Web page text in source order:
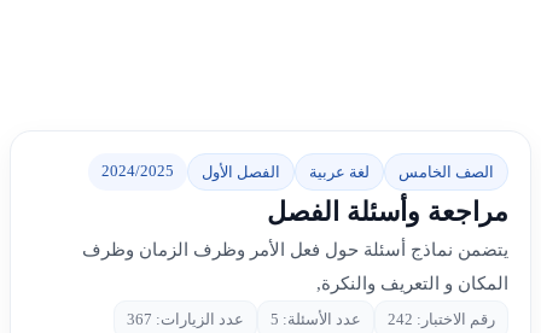
الصف الخامس لغة عربية الفصل الأول 2024/2025
مراجعة وأسئلة الفصل
يتضمن نماذج أسئلة حول فعل الأمر وظرف الزمان وظرف
المكان و التعريف والنكرة,
رقم الاختبار: 242 عدد الأسئلة: 5 عدد الزيارات: 367